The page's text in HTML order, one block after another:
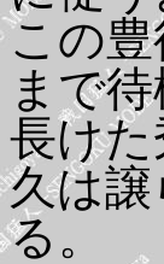
この
まで
長け
久は
る。